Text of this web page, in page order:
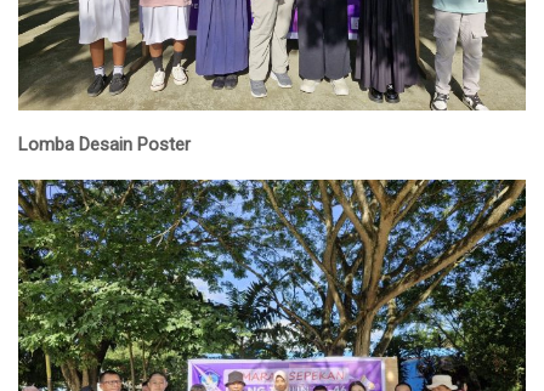
Lomba Desain Poster